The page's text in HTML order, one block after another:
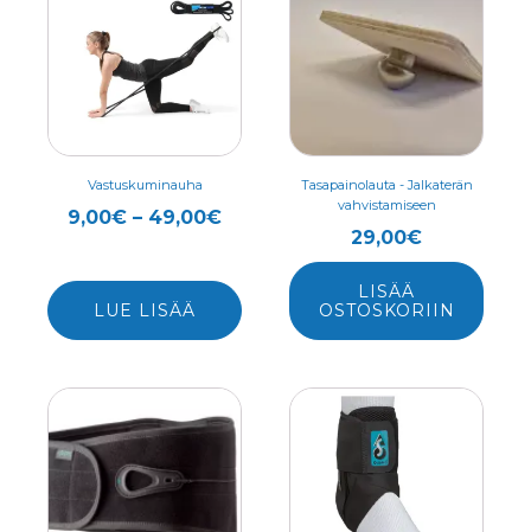
Vastuskuminauha
9,00€ – 49,00€Hintaluokka:
49,00€
LUE LISÄÄ
useampi
muunnelma.
tehdä
valinnat
tuotteen
Tasapainolauta - Jalkaterän
vahvistamiseen
29,00€
LISÄÄ
OSTOSKORIIN
Tällä
tuotteella
on
useampi
muunnelma.
Tällä
tuotteella
useampi
muunnelma.